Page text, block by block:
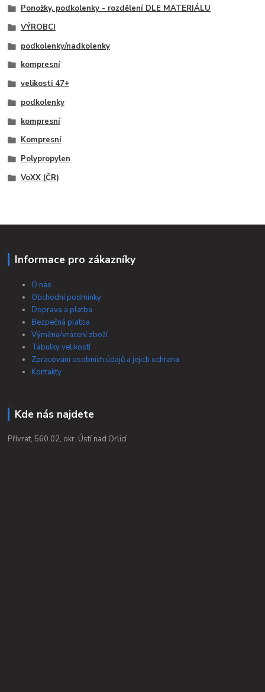
Ponožky, podkolenky - rozdělení DLE MATERIÁLU
VÝROBCI
podkolenky/nadkolenky
kompresní
velikosti 47+
podkolenky
kompresní
Kompresní
Polypropylen
VoXX (ČR)
Informace pro zákazníky
O nás
Obchodní podmínky
Doprava a platba
Bezpečná platba
Výměna/vrácení zboží
Tabulky velikostí
Zpracování osobních údajů a jejich ochrana
Kontakty
Kde nás najdete
Přívrat, 560 02, okr. Ústí nad Orlicí